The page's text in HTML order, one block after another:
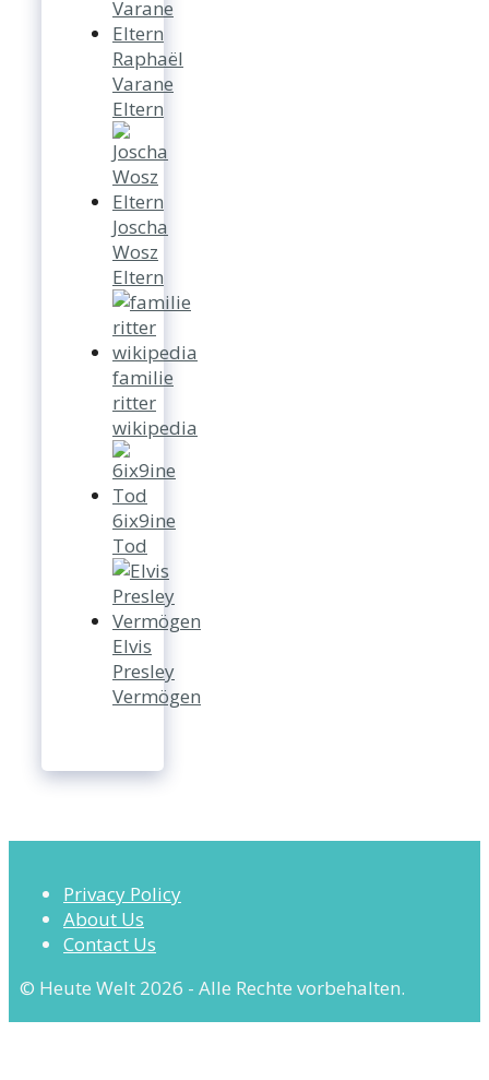
Raphaël
Varane
Eltern
Joscha
Wosz
Eltern
familie
ritter
wikipedia
6ix9ine
Tod
Elvis
Presley
Vermögen
Privacy Policy
About Us
Contact Us
© Heute Welt 2026 - Alle Rechte vorbehalten.